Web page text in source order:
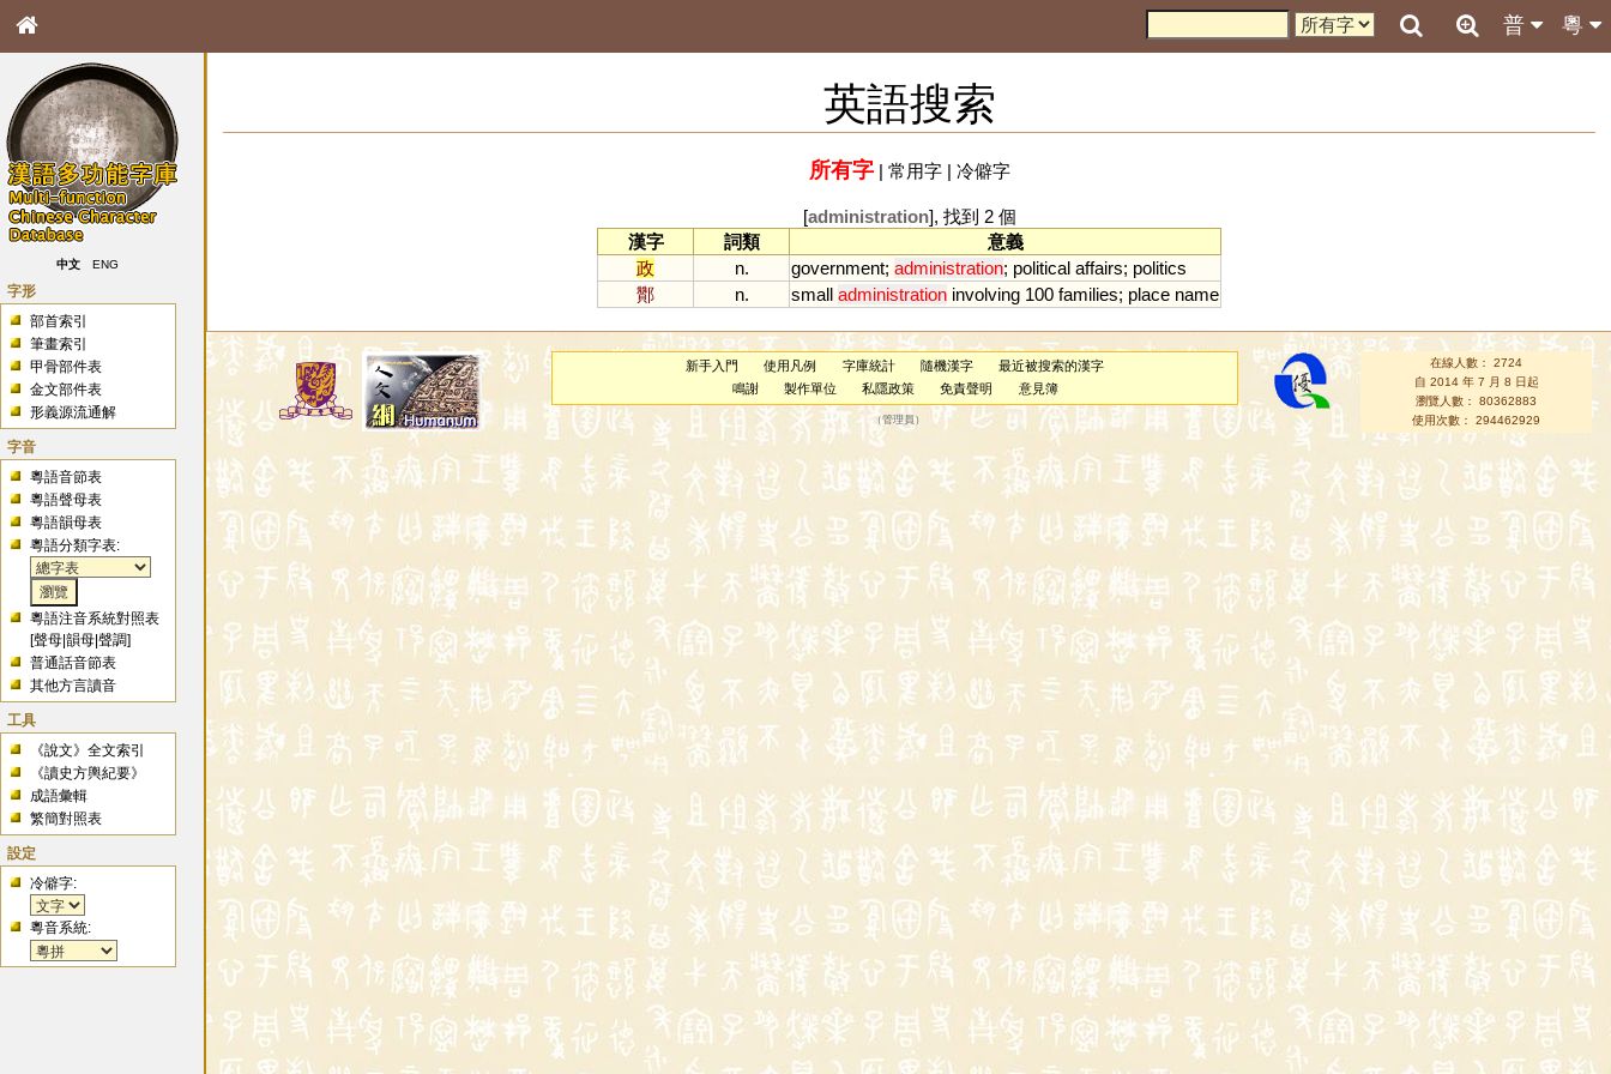
粵
普
中文 ENG
字形
部首索引
筆畫索引
甲骨部件表
金文部件表
形義源流通解
字音
粵語音節表
粵語聲母表
粵語韻母表
粵語分類字表:
粵語注音系統對照表
[聲母 |韻母 |聲調]
普通話音節表
其他方言讀音
工具
《說文》全文索引
《讀史方輿紀要》
成語彙輯
繁簡對照表
設定
冷僻字:
粵音系統:
英語搜索
所有字| 常用字| 冷僻字
[administration], 找到 2 個
漢字
詞類
意義
政
n. government; administration; political affairs; politics
酇
n. small administration involving 100 families; place name
新手入門 使用凡例 字庫統計 隨機漢字
最近被搜索的漢字
鳴謝
製作單位 私隱政策 免責聲明 意見簿
（管理員 ）
在線人數： 2724
自 2014 年 7 月 8 日起
瀏覽人數： 80362883
使用次數： 294462929